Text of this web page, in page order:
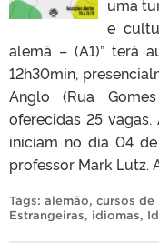
uma
e
alemã – (A1)” terá
12h30min,
Anglo (Rua
oferecidas 25
iniciam no dia 04
professor Mark Lutz.
Tags: alemão, cursos de
Estrangeiras, idiomas,